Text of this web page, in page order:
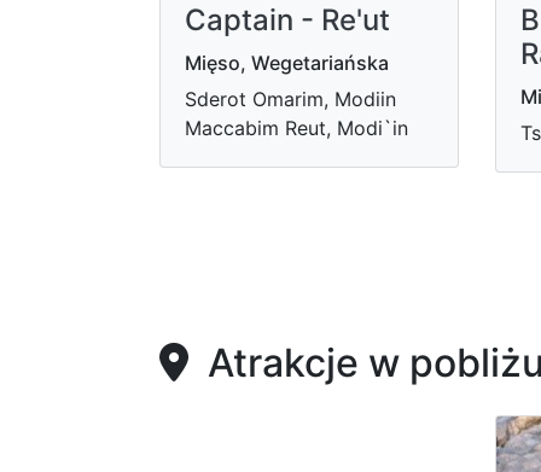
Captain - Re'ut
Mięso, Wegetariańska
Sderot Omarim, Modiin
Maccabim Reut, Modi`in
Atrakcje w